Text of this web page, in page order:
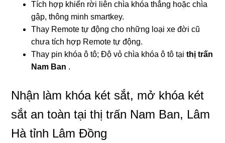
Tích hợp khiển rời liên chìa khóa thẳng hoặc chìa
gập, thông minh smartkey.
Thay Remote tự động cho những loại xe đời cũ
chưa tích hợp Remote tự động.
Thay pin khóa ô tô; Độ vỏ chìa khóa ô tô tạithị trấn
Nam Ban .
Nhận làm khóa két sắt, mở khóa két
sắt an toàn tại thị trấn Nam Ban, Lâm
Hà tỉnh Lâm Đồng